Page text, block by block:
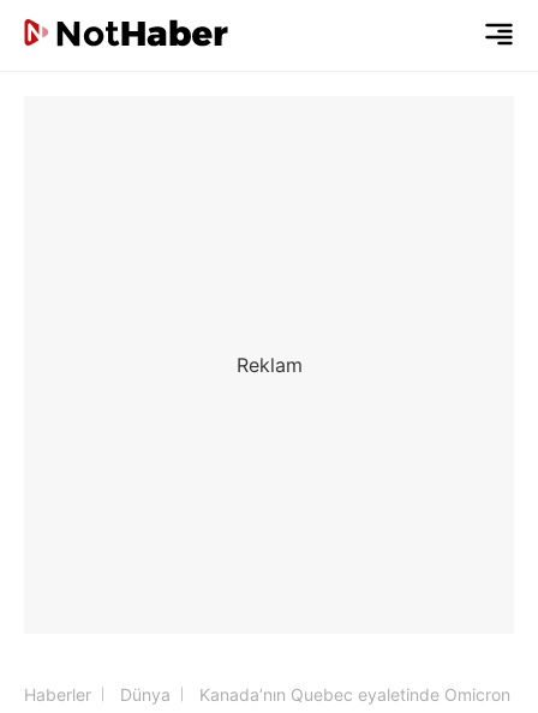
Haberler Dünya Kanada’nın Quebec eyaletinde Omicron